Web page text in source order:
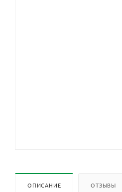
ОПИСАНИЕ ОТЗЫВЫ